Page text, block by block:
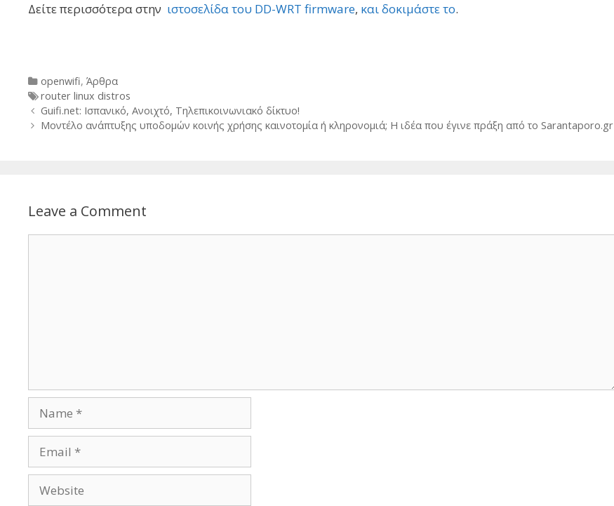
Δείτε περισσότερα στην ιστοσελίδα του DD-WRT firmware, και δοκιμάστε το.
Categories
openwifi, Άρθρα
Tags
router linux distros
Post
navigation
Guifi.net: Ισπανικό, Ανοιχτό, Τηλεπικοινωνιακό δίκτυο!
Μοντέλο ανάπτυξης υποδομών κοινής χρήσης καινοτομία ή κληρονομιά; H ιδέα που έγινε πράξη από το Sarantaporo.gr
Leave a Comment